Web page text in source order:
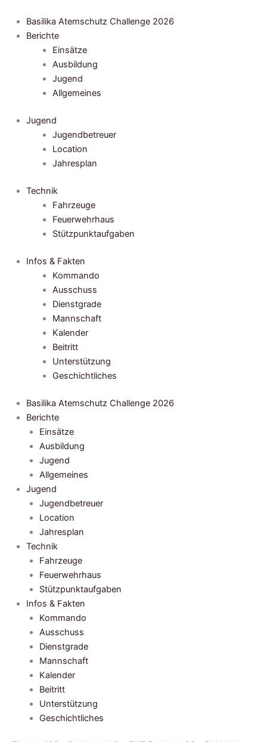
Inhalt
springen
Basilika Atemschutz Challenge 2026
Berichte
Einsätze
Ausbildung
Jugend
Allgemeines
Jugend
Jugendbetreuer
Location
Jahresplan
Technik
Fahrzeuge
Feuerwehrhaus
Stützpunktaufgaben
Infos & Fakten
Kommando
Ausschuss
Dienstgrade
Mannschaft
Kalender
Beitritt
Unterstützung
Geschichtliches
Basilika Atemschutz Challenge 2026
Berichte
Einsätze
Ausbildung
Jugend
Allgemeines
Jugend
Jugendbetreuer
Location
Jahresplan
Technik
Fahrzeuge
Feuerwehrhaus
Stützpunktaufgaben
Infos & Fakten
Kommando
Ausschuss
Dienstgrade
Mannschaft
Kalender
Beitritt
Unterstützung
Geschichtliches